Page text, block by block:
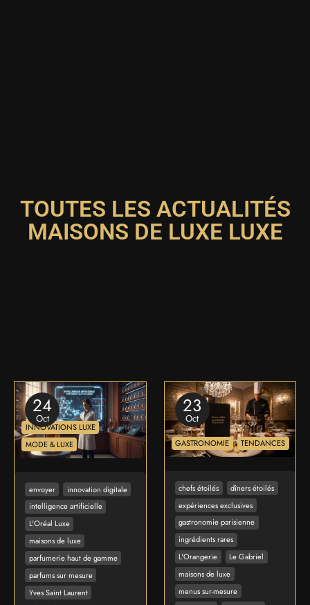
TOUTES LES ACTUALITÉS
MAISONS DE LUXE LUXE
24
Oct
INNOVATIONS LUXE
MODE & LUXE
envoyer
innovation digitale
intelligence artificielle
L'Oréal Luxe
maisons de luxe
parfumerie haut de gamme
parfums sur mesure
Yves Saint Laurent
23
Oct
GASTRONOMIE TENDANCES
chefs étoilés
dîners étoilés
expériences exclusives
gastronomie parisienne
ingrédients rares
L'Orangerie
Le Gabriel
maisons de luxe
menus sur-mesure